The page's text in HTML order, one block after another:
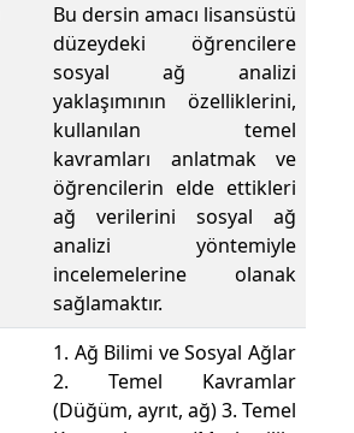
Bu dersin amacı lisansüstü
düzeydeki öğrencilere
sosyal ağ analizi
yaklaşımının özelliklerini,
kullanılan temel
kavramları anlatmak ve
öğrencilerin elde ettikleri
ağ verilerini sosyal ağ
analizi yöntemiyle
incelemelerine olanak
sağlamaktır.
1. Ağ Bilimi ve Sosyal Ağlar
2. Temel Kavramlar
(Düğüm, ayrıt, ağ) 3. Temel